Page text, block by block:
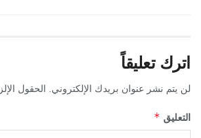
اترك تعليقاً
لن يتم نشر عنوان بريدك الإلكتروني. الحقول
التعليق *